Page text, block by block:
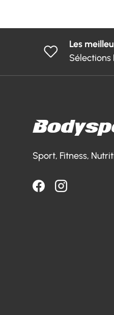
Les
Sélections
Sport, Fitness,
FacebookInstagram